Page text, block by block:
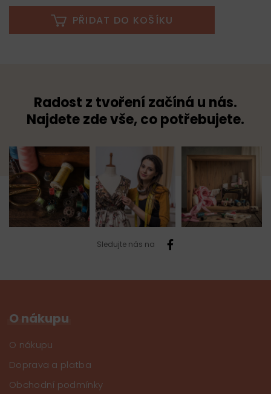
PŘIDAT DO KOŠÍKU
Radost z tvoření začíná u nás.
Najdete zde vše, co potřebujete.
Sledujte nás na
O nákupu
O nákupu
Doprava a platba
Obchodní podmínky